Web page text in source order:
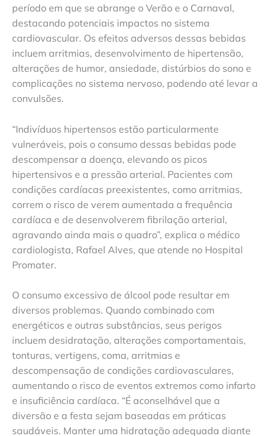
período em que se abrange o Verão e o Carnaval,
destacando potenciais impactos no sistema
cardiovascular. Os efeitos adversos dessas bebidas
incluem arritmias, desenvolvimento de hipertensão,
alterações de humor, ansiedade, distúrbios do sono e
complicações no sistema nervoso, podendo até levar a
convulsões.
“Indivíduos hipertensos estão particularmente
vulneráveis, pois o consumo dessas bebidas pode
descompensar a doença, elevando os picos
hipertensivos e a pressão arterial. Pacientes com
condições cardíacas preexistentes, como arritmias,
correm o risco de verem aumentada a frequência
cardíaca e de desenvolverem fibrilação arterial,
agravando ainda mais o quadro”, explica o médico
cardiologista, Rafael Alves, que atende no Hospital
Promater.
O consumo excessivo de álcool pode resultar em
diversos problemas. Quando combinado com
energéticos e outras substâncias, seus perigos
incluem desidratação, alterações comportamentais,
tonturas, vertigens, coma, arritmias e
descompensação de condições cardiovasculares,
aumentando o risco de eventos extremos como infarto
e insuficiência cardíaca. “É aconselhável que a
diversão e a festa sejam baseadas em práticas
saudáveis. Manter uma hidratação adequada diante